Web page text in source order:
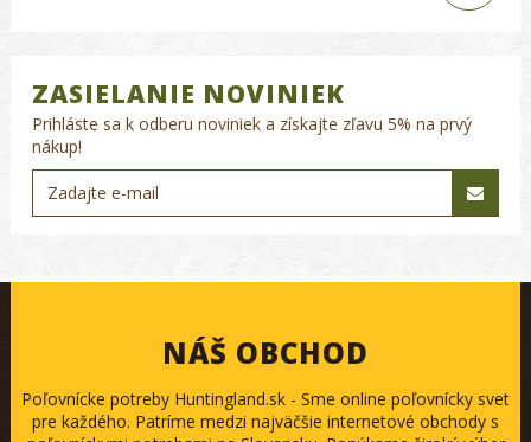
ZASIELANIE NOVINIEK
Prihláste sa k odberu noviniek a získajte zľavu 5% na prvý
nákup!
NÁŠ OBCHOD
Poľovnícke potreby Huntingland.sk - Sme online poľovnícky svet
pre každého. Patríme medzi najväčšie internetové obchody s